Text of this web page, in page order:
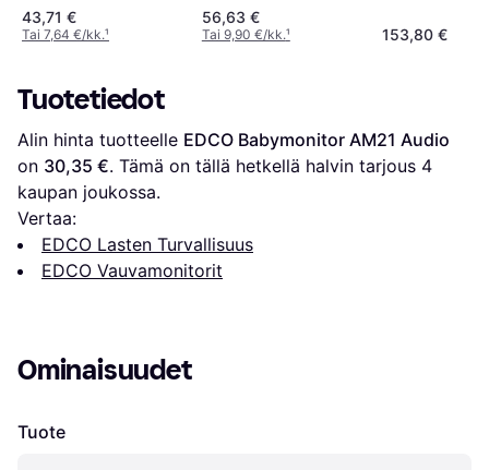
43,71 €
Tai 7,64 €/kk.¹
56,63 €
Tai 9,90 €/kk.¹
153,80 €
Tuotetiedot
Alin hinta tuotteelle EDCO Babymonitor AM21 Audio
on 30,35 €. Tämä on tällä hetkellä halvin tarjous 4
kaupan joukossa.
Vertaa:
EDCO Lasten Turvallisuus
EDCO Vauvamonitorit
Ominaisuudet
Tuote